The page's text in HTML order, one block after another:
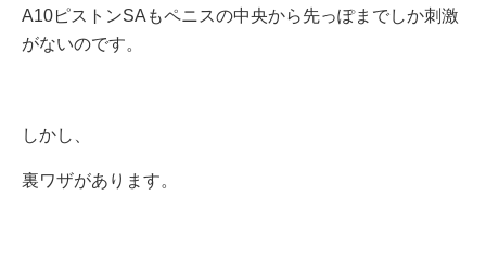
A10ピストンSAもペニスの中央から先っぽまでしか刺激
がないのです。
しかし、
裏ワザがあります。